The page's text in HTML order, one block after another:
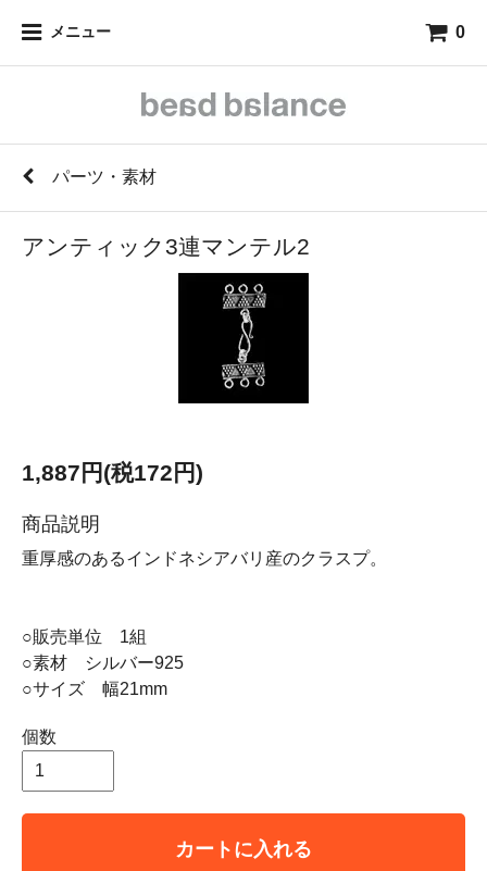
メニュー 0
パーツ・素材
アンティック3連マンテル2
1,887円(税172円)
商品説明
重厚感のあるインドネシアバリ産のクラスプ。
○販売単位 1組
○素材 シルバー925
○サイズ 幅21mm
個数
カートに入れる